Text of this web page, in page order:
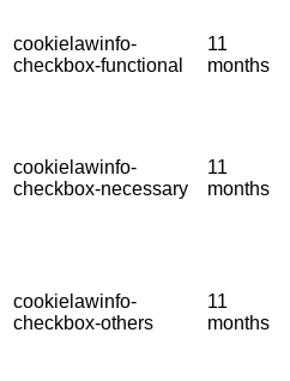
cookielawinfo-
checkbox-functional
11
months
cookielawinfo-
checkbox-necessary
11
months
cookielawinfo-
checkbox-others
11
months